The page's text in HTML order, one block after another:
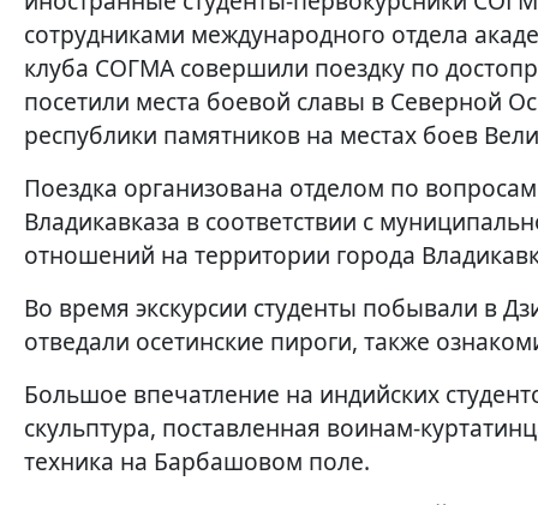
сотрудниками международного отдела
клуба СОГМА совершили поездку по
посетили места боевой славы в Северной
республики памятников на местах боев
Поездка организована отделом по
Владикавказа в соответствии с
отношений на территории города
Во время экскурсии студенты побывали в
отведали осетинские пироги, также
Большое впечатление на индийских
скульптура, поставленная воинам-
техника на Барбашовом поле.